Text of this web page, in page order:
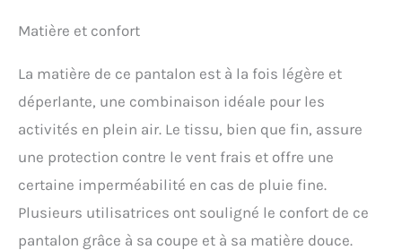
Matière et confort
La matière de ce pantalon est à la fois légère et
déperlante, une combinaison idéale pour les
activités en plein air. Le tissu, bien que fin, assure
une protection contre le vent frais et offre une
certaine imperméabilité en cas de pluie fine.
Plusieurs utilisatrices ont souligné le confort de ce
pantalon grâce à sa coupe et à sa matière douce.